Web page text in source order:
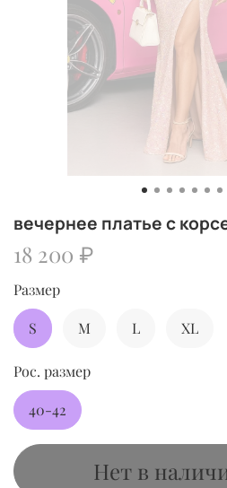
вечернее платье с
18 200 ₽
Нет в
Размер
S M L XL
Рос. размер
40-42